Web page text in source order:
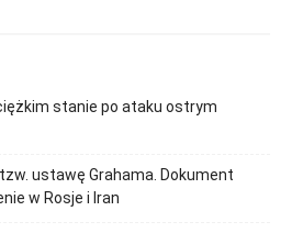
stanie po ataku ostrym
ustawę Grahama. Dokument
w Rosje i Iran